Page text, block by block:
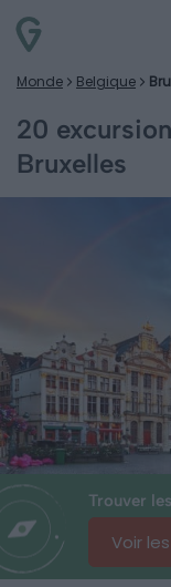
Monde Belgique
20
Bruxelles
Trouver
Voir